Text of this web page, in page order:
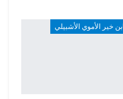
ابن خير الأموي الأشبيلي